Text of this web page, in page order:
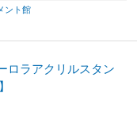
ント館
ロラアクリルスタン